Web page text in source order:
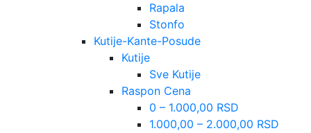
Rapala
Stonfo
Kutije-Kante-Posude
Kutije
Sve Kutije
Raspon Cena
0 – 1.000,00 RSD
1.000,00 – 2.000,00 RSD